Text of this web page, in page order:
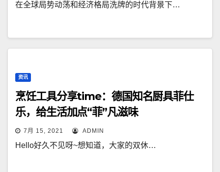
在全球局势动荡和经济格局洗牌的时代背景下…
资讯
烹饪工具分享time：德国知名厨具菲仕
乐，给生活加点“菲”凡滋味
7月 15, 2021 ADMIN
Hello好久不见呀~想知道，大家的双休…